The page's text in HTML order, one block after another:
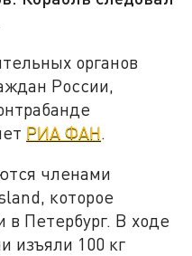
органов
России,
РИА ФАН.
членами
которое
Петербург. В ходе
изъяли 100 кг